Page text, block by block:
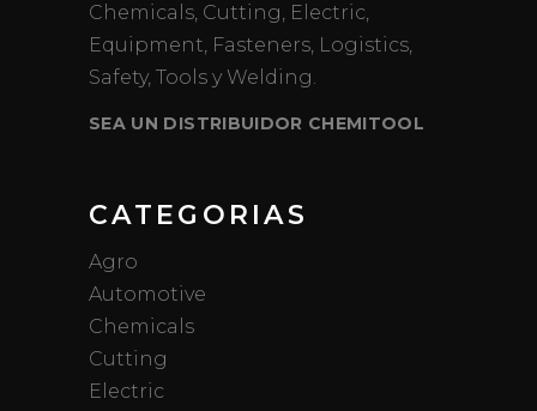
Chemicals, Cutting, Electric,
Equipment, Fasteners, Logistics,
Safety, Tools y Welding.
SEA UN DISTRIBUIDOR CHEMITOOL
CATEGORIAS
Agro
Automotive
Chemicals
Cutting
Electric